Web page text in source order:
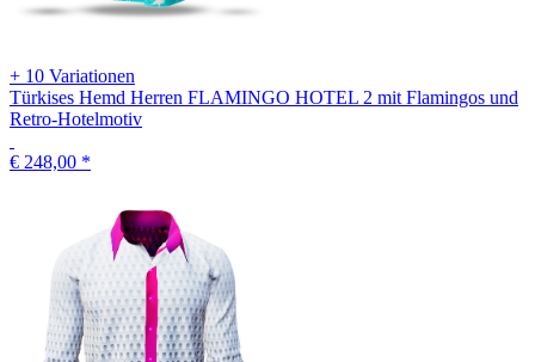
+ 10 Variationen
Türkises Hemd Herren FLAMINGO HOTEL 2 mit Flamingos und
Retro-Hotelmotiv
€ 248,00 *